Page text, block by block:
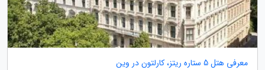
معرفی هتل 5 ستاره ریتز، کارلتون در وین